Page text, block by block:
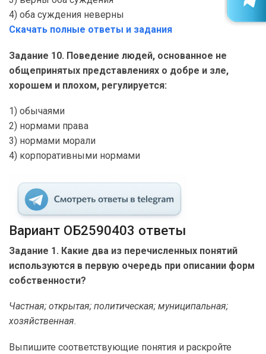
4) оба суждения неверны
Скачать полные ответы и задания
Задание 10. Поведение людей, основанное не
общепринятых представлениях о добре и зле,
хорошем и плохом, регулируется:
1) обычаями
2) нормами права
3) нормами морали
4) корпоративными нормами
Вариант ОБ2590403 ответы
Задание 1. Какие два из перечисленных понятий
используются в первую очередь при описании форм
собственности?
Частная; открытая; политическая; муниципальная;
хозяйственная.
Выпишите соответствующие понятия и раскройте